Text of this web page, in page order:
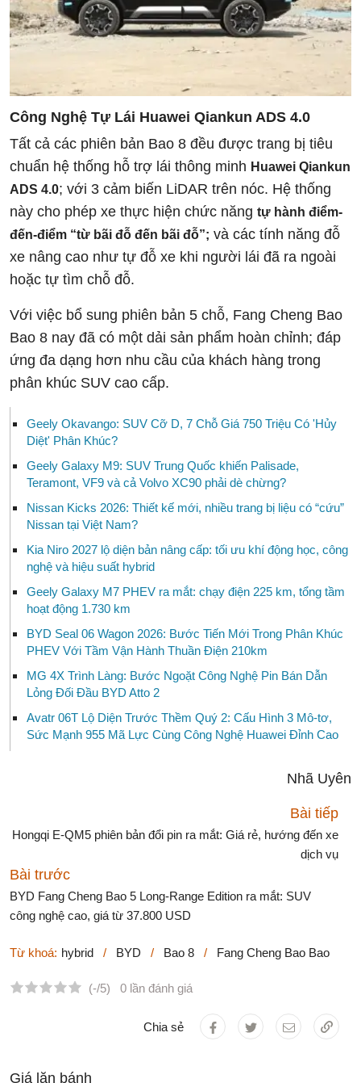
Công Nghệ Tự Lái Huawei Qiankun ADS 4.0
Tất cả các phiên bản Bao 8 đều được trang bị tiêu
chuẩn hệ thống hỗ trợ lái thông minh Huawei Qiankun
ADS 4.0; với 3 cảm biến LiDAR trên nóc. Hệ thống
này cho phép xe thực hiện chức năng tự hành điểm-
đến-điểm “từ bãi đỗ đến bãi đỗ”; và các tính năng đỗ
xe nâng cao như tự đỗ xe khi người lái đã ra ngoài
hoặc tự tìm chỗ đỗ.
Với việc bổ sung phiên bản 5 chỗ, Fang Cheng Bao
Bao 8 nay đã có một dải sản phẩm hoàn chỉnh; đáp
ứng đa dạng hơn nhu cầu của khách hàng trong
phân khúc SUV cao cấp.
Geely Okavango: SUV Cỡ D, 7 Chỗ Giá 750 Triệu Có 'Hủy
Diệt' Phân Khúc?
Geely Galaxy M9: SUV Trung Quốc khiến Palisade,
Teramont, VF9 và cả Volvo XC90 phải dè chừng?
Nissan Kicks 2026: Thiết kế mới, nhiều trang bị liệu có “cứu”
Nissan tại Việt Nam?
Kia Niro 2027 lộ diện bản nâng cấp: tối ưu khí động học, công
nghệ và hiệu suất hybrid
Geely Galaxy M7 PHEV ra mắt: chạy điện 225 km, tổng tầm
hoạt động 1.730 km
BYD Seal 06 Wagon 2026: Bước Tiến Mới Trong Phân Khúc
PHEV Với Tầm Vận Hành Thuần Điện 210km
MG 4X Trình Làng: Bước Ngoặt Công Nghệ Pin Bán Dẫn
Lỏng Đối Đầu BYD Atto 2
Avatr 06T Lộ Diện Trước Thềm Quý 2: Cấu Hình 3 Mô-tơ,
Sức Mạnh 955 Mã Lực Cùng Công Nghệ Huawei Đỉnh Cao
Nhã Uyên
Bài tiếp
Hongqi E-QM5 phiên bản đổi pin ra mắt: Giá rẻ, hướng đến xe
dịch vụ
Bài trước
BYD Fang Cheng Bao 5 Long-Range Edition ra mắt: SUV
công nghệ cao, giá từ 37.800 USD
Từ khoá: hybrid / BYD / Bao 8 / Fang Cheng Bao Bao
(-/5) 0 lần đánh giá
Chia sẻ
Giá lăn bánh